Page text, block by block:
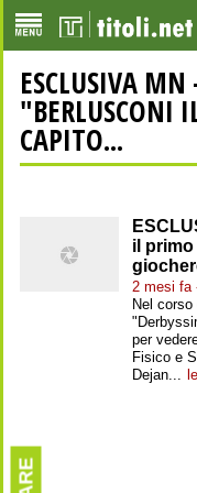
ESCLUSIVA MN
"BERLUSCONI
CAPITO...
il
2 mesi fa
Nel
per
Fisico e
Dejan...